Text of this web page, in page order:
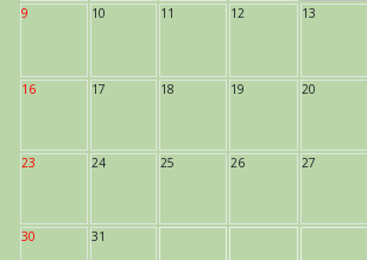
9 10 11 12 13
16 17 18 19 20
23 24 25 26 27
30 31